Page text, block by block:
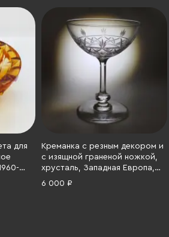
для
Креманка с резным декором и
с изящной граненой ножкой,
хрусталь, Западная Европа,
1900-1940 гг.
6 000 ₽